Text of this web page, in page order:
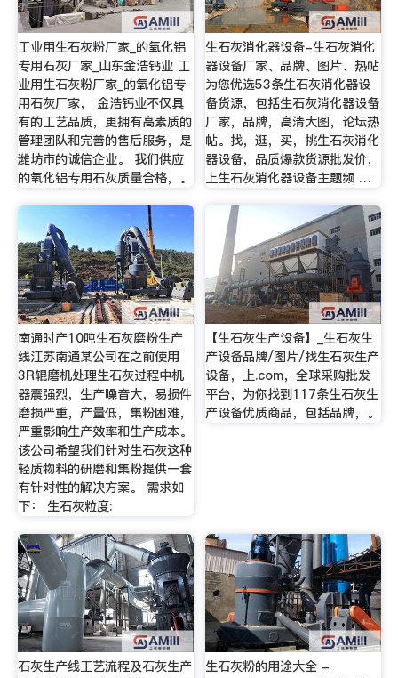
工业用生石灰粉厂家_的氧化铝
专用石灰厂家_山东金浩钙业 工
业用生石灰粉厂家_的氧化铝专
用石灰厂家， 金浩钙业不仅具
有的工艺品质，更拥有高素质的
管理团队和完善的售后服务，是
潍坊市的诚信企业。 我们供应
的氧化铝专用石灰质量合格，。
生石灰消化器设备-生石灰消化
器设备厂家、品牌、图片、热帖
为您优选53条生石灰消化器设
备货源，包括生石灰消化器设备
厂家，品牌，高清大图，论坛热
帖。找，逛，买，挑生石灰消化
器设备，品质爆款货源批发价，
上生石灰消化器设备主题频 …
南通时产10吨生石灰磨粉生产
线江苏南通某公司在之前使用
3R辊磨机处理生石灰过程中机
器震强烈，生产噪音大，易损件
磨损严重，产量低，集粉困难，
严重影响生产效率和生产成本。
该公司希望我们针对生石灰这种
轻质物料的研磨和集粉提供一套
有针对性的解决方案。 需求如
下： 生石灰粒度:
【生石灰生产设备】_生石灰生
产设备品牌/图片/找生石灰生产
设备，上.com，全球采购批发
平台，为你找到117条生石灰生
产设备优质商品，包括品牌，。
石灰生产线工艺流程及石灰生产
生石灰粉的用途大全 -